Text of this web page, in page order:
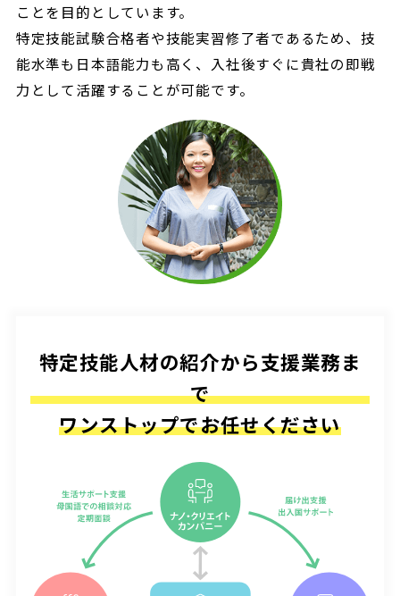
ことを目的としています。
特定技能試験合格者や技能実習修了者であるため、技
能水準も日本語能力も高く、入社後すぐに貴社の即戦
力として活躍することが可能です。
特定技能人材の紹介から支援業務ま
で
ワンストップでお任せください